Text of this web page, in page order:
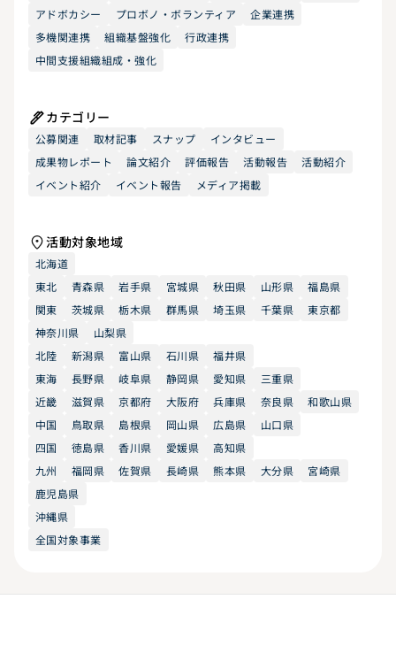
アドボカシー
プロボノ・ボランティア
企業連携
多機関連携
組織基盤強化
行政連携
中間支援組織組成・強化
カテゴリー
公募関連 取材記事 スナップ
インタビュー
成果物レポート
論文紹介 評価報告 活動報告
活動紹介
イベント紹介
イベント報告 メディア掲載
活動対象地域
北海道
東北
青森県 岩手県 宮城県 秋田県 山形県
福島県
関東
茨城県 栃木県 群馬県 埼玉県 千葉県
東京都
神奈川県
山梨県
北陸
新潟県 富山県 石川県
福井県
東海
長野県 岐阜県 静岡県 愛知県
三重県
近畿
滋賀県 京都府 大阪府 兵庫県 奈良県
和歌山県
中国
鳥取県 島根県 岡山県 広島県
山口県
四国
徳島県 香川県 愛媛県
高知県
九州
福岡県 佐賀県 長崎県 熊本県 大分県
宮崎県
鹿児島県
沖縄県
全国対象事業